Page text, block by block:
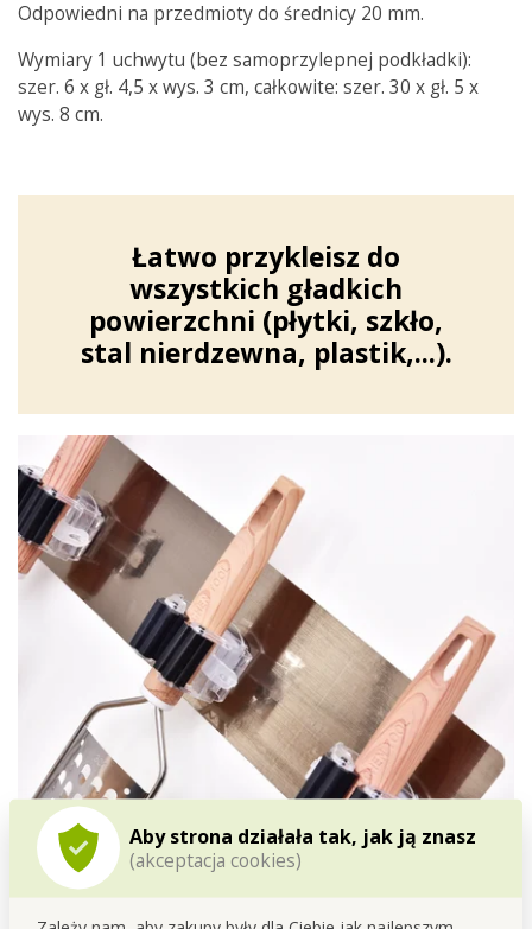
Aby strona działała tak, jak ją znasz
(akceptacja cookies)
Odpowiedni na przedmioty do średnicy 20 mm.
Wymiary 1 uchwytu (bez samoprzylepnej podkładki):
szer. 6 x gł. 4,5 x wys. 3 cm, całkowite: szer. 30 x gł. 5 x
wys. 8 cm.
Łatwo przykleisz do
wszystkich gładkich
powierzchni (płytki, szkło,
stal nierdzewna, plastik,...).